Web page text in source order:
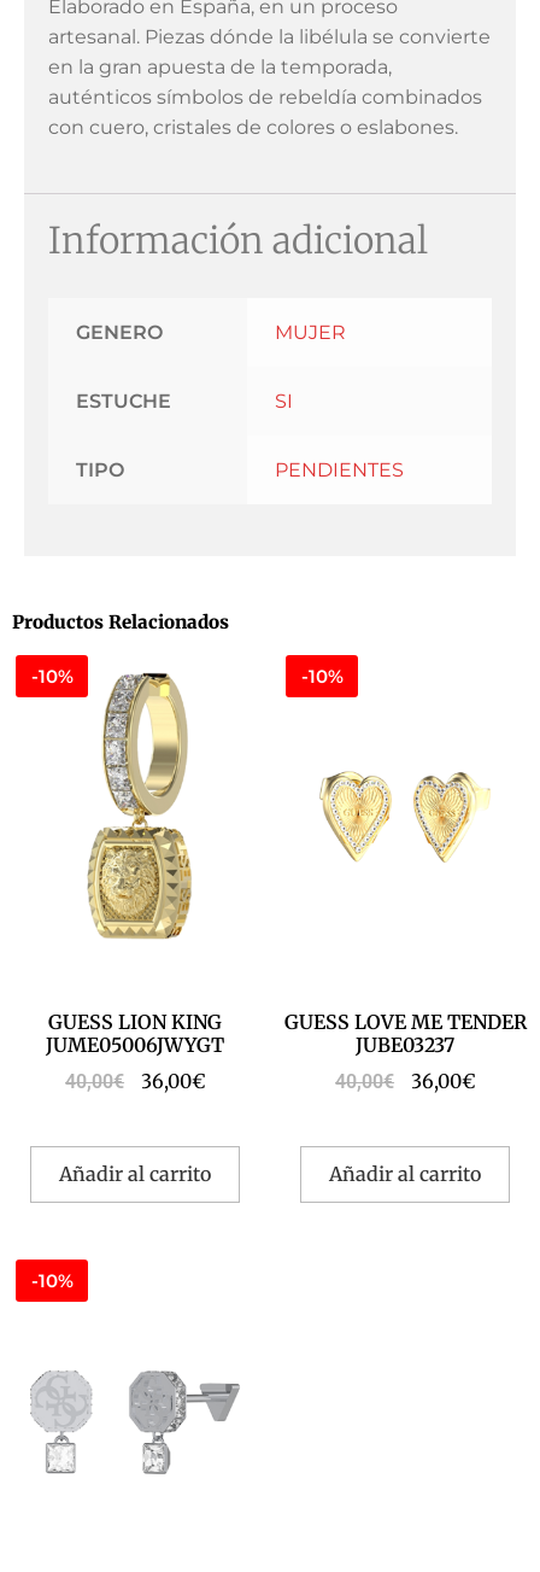
Elaborado en España, en un proceso
artesanal. Piezas dónde la libélula se convierte
en la gran apuesta de la temporada,
auténticos símbolos de rebeldía combinados
con cuero, cristales de colores o eslabones.
Información adicional
GENERO MUJER
ESTUCHE SI
TIPO PENDIENTES
Productos Relacionados
-10%
GUESS LION KING
JUME05006JWYGT
40,00€ 36,00€
Añadir al carrito
-10%
GUESS LOVE ME TENDER
JUBE03237
40,00€ 36,00€
Añadir al carrito
-10%